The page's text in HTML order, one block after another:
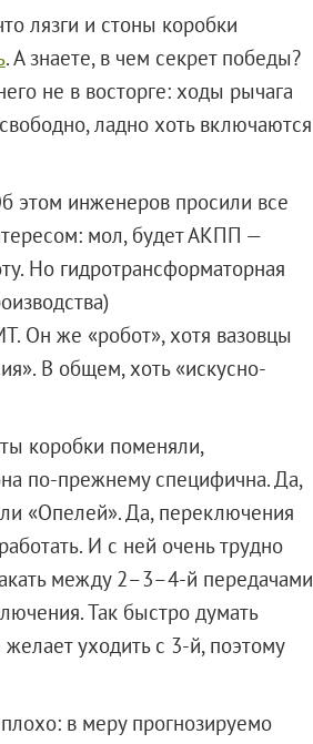
лязги и стоны коробки
. А знаете, в чем секрет победы?
не в восторге: ходы рычага
ладно хоть включаются
этом инженеров просили все
мол, будет АКПП —
Но гидротрансформаторная
Он же «робот», хотя вазовцы
В общем, хоть «искусно-
коробки поменяли,
по-прежнему специфична. Да,
«Опелей». Да, переключения
И с ней очень трудно
между 2–3–4-й передачами
Так быстро думать
уходить с 3-й, поэтому
в меру прогнозируемо